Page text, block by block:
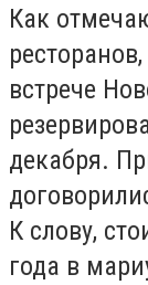
Как
встрече
декабря.
К слову,
года в